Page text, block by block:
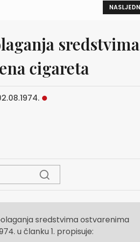
sredstvima
cigareta
sredstvima ostvarenima
u članku 1. propisuje: